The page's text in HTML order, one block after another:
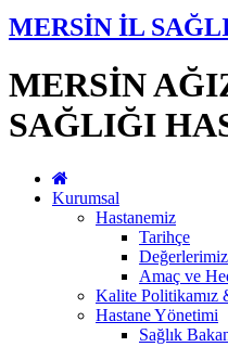
MERSİN İL
MERSİN
SAĞLIĞI
Kurumsal
Hastanemiz
Tarihçe
Değerlerimiz
Amaç ve
Kalite
Hastane Yönetimi
Sağlık